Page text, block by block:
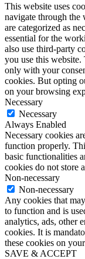
This website uses
navigate through the
are categorized as
essential for the
also use third-party
you use this
only with your
cookies. But opting
on your browsing
Necessary
Necessary
Always Enabled
Necessary cookies
function properly.
basic functionalities
cookies do not store
Non-necessary
Non-necessary
Any cookies that
to function and is
analytics, ads, other
cookies. It is
these cookies on
SAVE & ACCEPT